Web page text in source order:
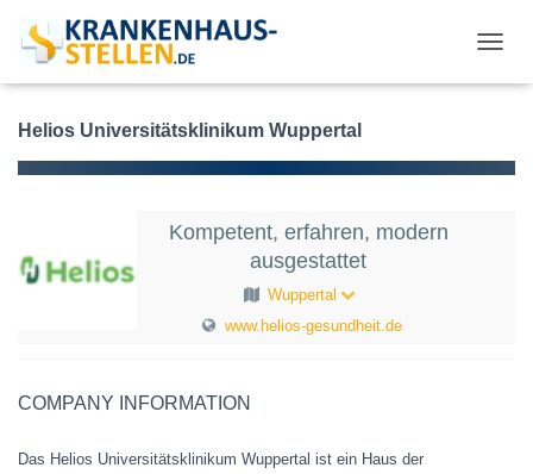
O
E
Helios Universitätsklinikum Wuppertal
Kompetent, erfahren, modern
ausgestattet
Wuppertal
www.helios-gesundheit.de
COMPANY INFORMATION
Das Helios Universitätsklinikum Wuppertal ist ein Haus der